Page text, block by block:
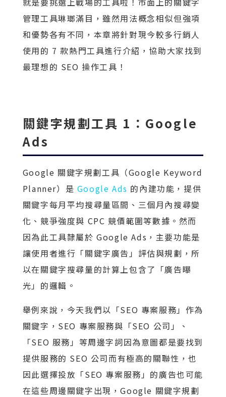
管理工具琳瑯滿目，雖然用法概念相似但強項
和優勢各有不同，本章將針對現今較多行銷人
使用的 7 款熱門工具進行介紹，協助大家找到
最理想的 SEO 操作工具！
關鍵字規劃工具 1：Google
Ads
Google 關鍵字規劃工具（Google Keyword
Planner）是 Google Ads 的內建功能，提供
關鍵字每月平均搜尋量區間、三個月內搜尋變
化、競爭強度與 CPC 競價範圍等數據。然而
因為此工具隸屬於 Google Ads，主要功能是
讓使用者進行「關鍵字廣告」評估與規劃，所
以在關鍵字搜尋量的計算上包含了「廣告曝
光」的邏輯。
舉例來說，今天我們以「SEO 專案服務」作為
關鍵字，SEO 專案服務與「SEO 公司」、
「SEO 服務」等周邊字詞因為意圖都是要找到
提供服務的 SEO 公司而有極高的關聯性，也
因此選擇投放「SEO 專案服務」的廣告也可能
在這些周邊關鍵字出現，Google 關鍵字規劃